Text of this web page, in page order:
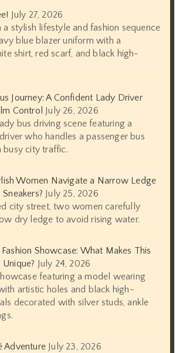
July 27, 2026
a stylish lifestyle and fashion sequence
blue blazer uniform with a
shirt, red scarf, and black high-
Journey: A Confident Lady Driver
Control July 26, 2026
bus driving scene featuring a
who handles a passenger bus
busy city traffic.
Women Navigate a Narrow Ledge
July 25, 2026
city street, two women carefully
dry ledge to avoid rising water.
Showcase: What Makes This
July 24, 2026
featuring a model wearing
artistic holes and black high-
decorated with silver studs, ankle
Adventure July 23, 2026